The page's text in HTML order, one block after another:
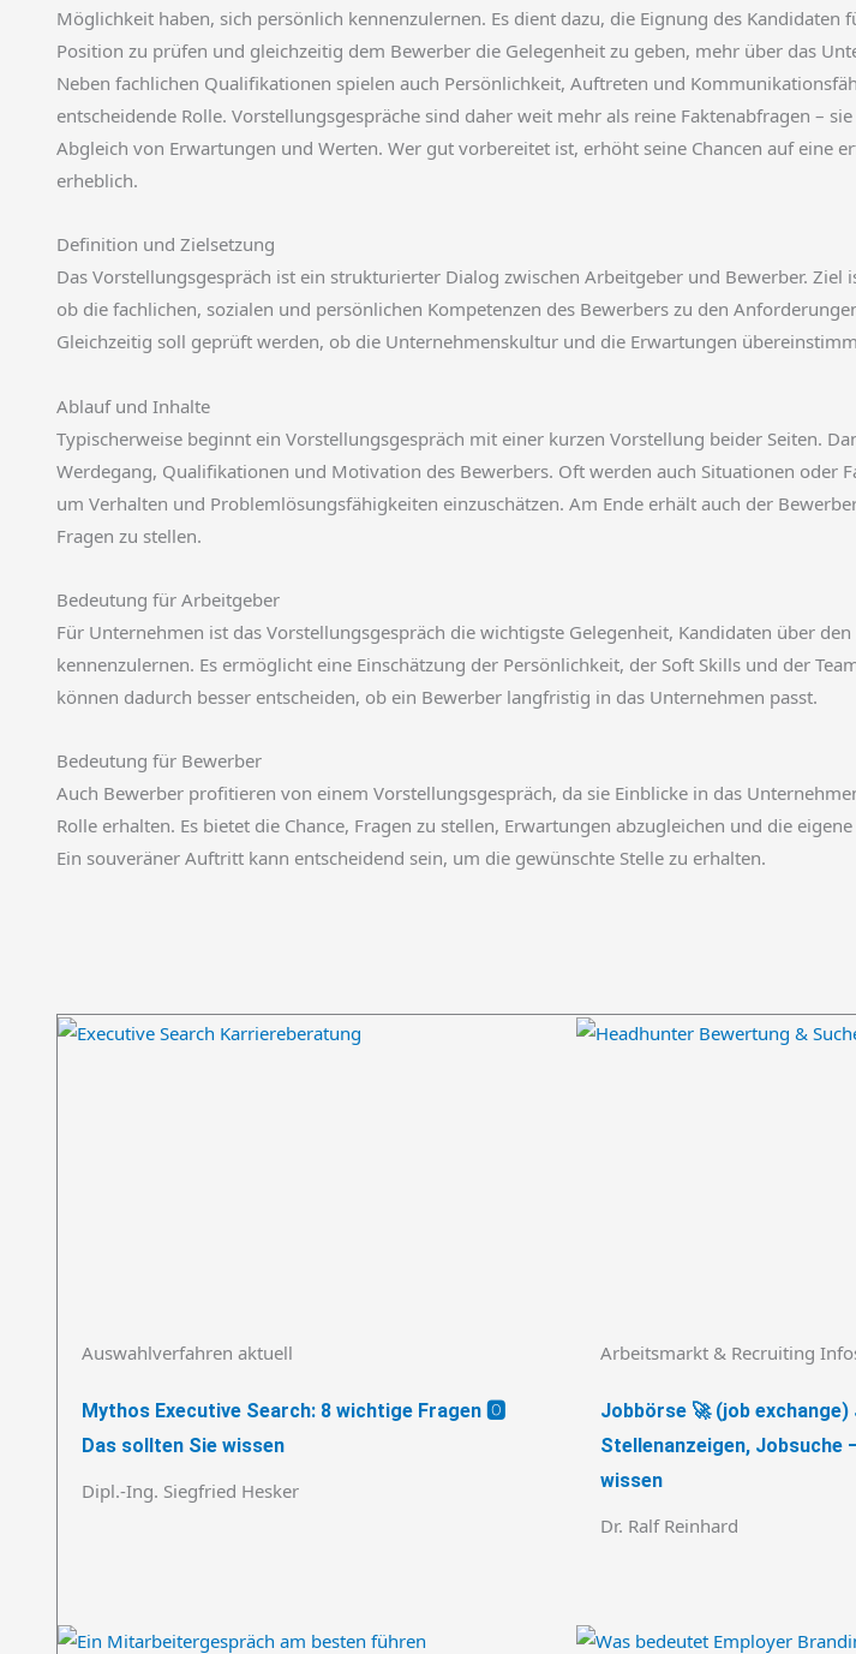
Möglichkeit haben, sich persönlich kennenzulernen. Es dient dazu, die Eignung des Kandidaten
Position zu prüfen und gleichzeitig dem Bewerber die Gelegenheit zu geben, mehr über das
Neben fachlichen Qualifikationen spielen auch Persönlichkeit, Auftreten und
entscheidende Rolle. Vorstellungsgespräche sind daher weit mehr als reine Faktenabfragen –
Abgleich von Erwartungen und Werten. Wer gut vorbereitet ist, erhöht seine Chancen auf eine
erheblich.
Definition und Zielsetzung
Das Vorstellungsgespräch ist ein strukturierter Dialog zwischen Arbeitgeber und Bewerber. Ziel
ob die fachlichen, sozialen und persönlichen Kompetenzen des Bewerbers zu den
Gleichzeitig soll geprüft werden, ob die Unternehmenskultur und die Erwartungen
Ablauf und Inhalte
Typischerweise beginnt ein Vorstellungsgespräch mit einer kurzen Vorstellung beider Seiten.
Werdegang, Qualifikationen und Motivation des Bewerbers. Oft werden auch Situationen oder
um Verhalten und Problemlösungsfähigkeiten einzuschätzen. Am Ende erhält auch der
Fragen zu stellen.
Bedeutung für Arbeitgeber
Für Unternehmen ist das Vorstellungsgespräch die wichtigste Gelegenheit, Kandidaten über
kennenzulernen. Es ermöglicht eine Einschätzung der Persönlichkeit, der Soft Skills und der
können dadurch besser entscheiden, ob ein Bewerber langfristig in das Unternehmen passt.
Bedeutung für Bewerber
Auch Bewerber profitieren von einem Vorstellungsgespräch, da sie Einblicke in das
Rolle erhalten. Es bietet die Chance, Fragen zu stellen, Erwartungen abzugleichen und die
Ein souveräner Auftritt kann entscheidend sein, um die gewünschte Stelle zu erhalten.
Auswahlverfahren aktuell
Mythos Executive Search: 8 wichtige Fragen 🅾️
Das sollten Sie wissen
Dipl.-Ing. Siegfried Hesker
Arbeitsmarkt & Recruiting
Jobbörse 🚀 (job exchange)
Stellenanzeigen, Jobsuche
wissen
Dr. Ralf Reinhard